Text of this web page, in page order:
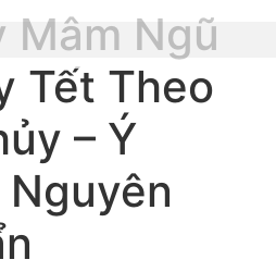
Mâm Ngũ
Tết Theo
– Ý